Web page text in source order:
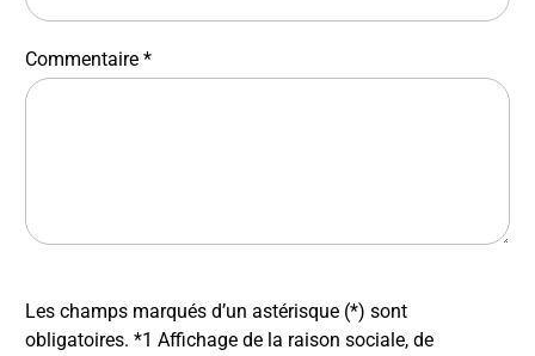
Commentaire *
Les champs marqués d’un astérisque (*) sont
obligatoires. *1 Affichage de la raison sociale, de